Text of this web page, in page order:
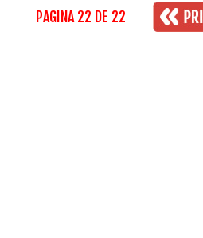
PAGINA 22 DE 22